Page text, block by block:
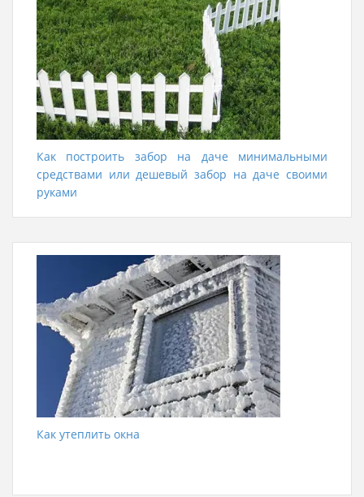
Как построить забор на даче минимальными
средствами или дешевый забор на даче своими
руками
Как утеплить окна